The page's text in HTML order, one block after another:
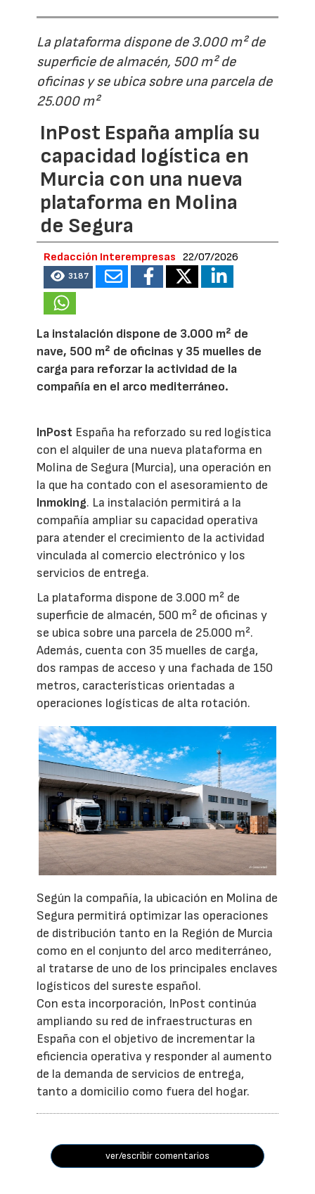
La plataforma dispone de 3.000 m² de
superficie de almacén, 500 m² de
oficinas y se ubica sobre una parcela de
25.000 m²
InPost España amplía su
capacidad logística en
Murcia con una nueva
plataforma en Molina
de Segura
Redacción Interempresas 22/07/2026
3187
La instalación dispone de 3.000 m² de
nave, 500 m² de oficinas y 35 muelles de
carga para reforzar la actividad de la
compañía en el arco mediterráneo.
InPost España ha reforzado su red logística
con el alquiler de una nueva plataforma en
Molina de Segura (Murcia), una operación en
la que ha contado con el asesoramiento de
Inmoking. La instalación permitirá a la
compañía ampliar su capacidad operativa
para atender el crecimiento de la actividad
vinculada al comercio electrónico y los
servicios de entrega.
La plataforma dispone de 3.000 m² de
superficie de almacén, 500 m² de oficinas y
se ubica sobre una parcela de 25.000 m².
Además, cuenta con 35 muelles de carga,
dos rampas de acceso y una fachada de 150
metros, características orientadas a
operaciones logísticas de alta rotación.
Según la compañía, la ubicación en Molina de
Segura permitirá optimizar las operaciones
de distribución tanto en la Región de Murcia
como en el conjunto del arco mediterráneo,
al tratarse de uno de los principales enclaves
logísticos del sureste español.
Con esta incorporación, InPost continúa
ampliando su red de infraestructuras en
España con el objetivo de incrementar la
eficiencia operativa y responder al aumento
de la demanda de servicios de entrega,
tanto a domicilio como fuera del hogar.
ver/escribir comentarios